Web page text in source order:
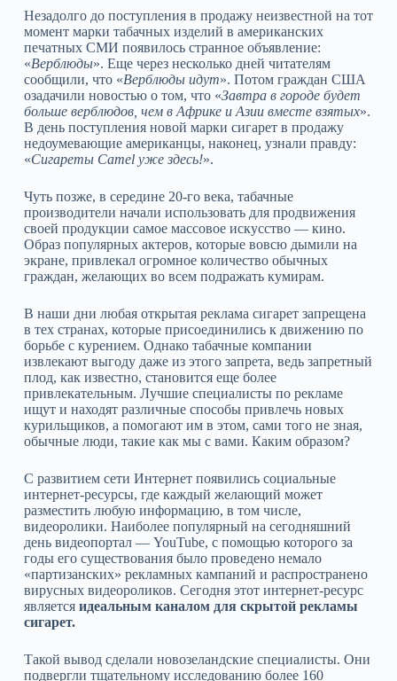
Незадолго до поступления в продажу неизвестной на тот
момент марки табачных изделий в американских
печатных СМИ появилось странное объявление:
«Верблюды». Еще через несколько дней читателям
сообщили, что «Верблюды идут». Потом граждан США
озадачили новостью о том, что «Завтра в городе будет
больше верблюдов, чем в Африке и Азии вместе взятых».
В день поступления новой марки сигарет в продажу
недоумевающие американцы, наконец, узнали правду:
«Сигареты Camel уже здесь!».
Чуть позже, в середине 20-го века, табачные
производители начали использовать для продвижения
своей продукции самое массовое искусство — кино.
Образ популярных актеров, которые вовсю дымили на
экране, привлекал огромное количество обычных
граждан, желающих во всем подражать кумирам.
В наши дни любая открытая реклама сигарет запрещена
в тех странах, которые присоединились к движению по
борьбе с курением. Однако табачные компании
извлекают выгоду даже из этого запрета, ведь запретный
плод, как известно, становится еще более
привлекательным. Лучшие специалисты по рекламе
ищут и находят различные способы привлечь новых
курильщиков, а помогают им в этом, сами того не зная,
обычные люди, такие как мы с вами. Каким образом?
С развитием сети Интернет появились социальные
интернет-ресурсы, где каждый желающий может
разместить любую информацию, в том числе,
видеоролики. Наиболее популярный на сегодняшний
день видеопортал — YouTube, с помощью которого за
годы его существования было проведено немало
«партизанских» рекламных кампаний и распространено
вирусных видеороликов. Сегодня этот интернет-ресурс
является идеальным каналом для скрытой рекламы
сигарет.
Такой вывод сделали новозеландские специалисты. Они
подвергли тщательному исследованию более 160